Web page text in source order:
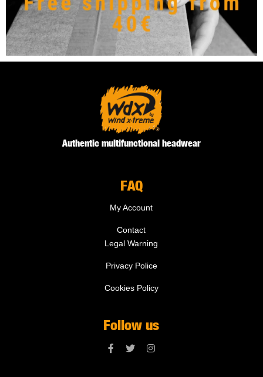
Authentic multifunctional headwear
FAQ
My Account
Contact
Legal Warning
Privacy Police
Cookies Policy
Follow us